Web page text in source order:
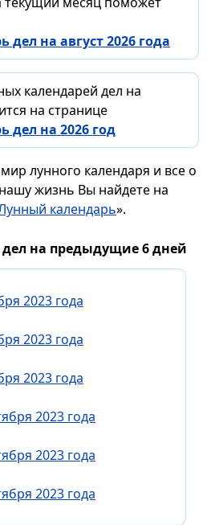
на август 2026 года
календарей дел на
на странице
дел на 2026 год
лунного календаря и все о
жизнь Вы найдете на
календарь».
на предыдущие 6 дней
2023 года
2023 года
2023 года
2023 года
2023 года
2023 года